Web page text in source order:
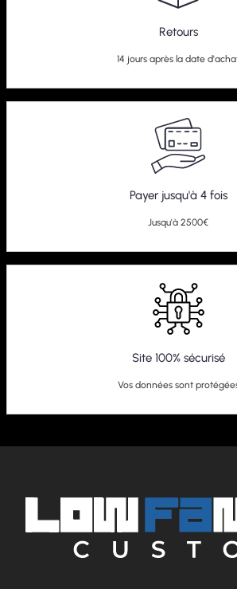
Retours
14 jours après la date
Payer jusqu'à 4 fois
Jusqu'à 2500€
Site 100% sécurisé
Vos données sont